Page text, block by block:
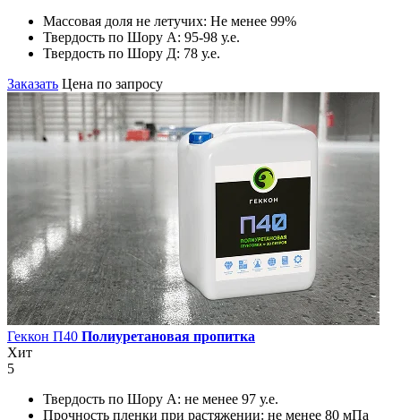
Массовая доля не летучих: Не менее 99%
Твердость по Шору А: 95-98 у.е.
Твердость по Шору Д: 78 у.е.
Заказать Цена по запросу
Геккон П40 Полиуретановая пропитка
Хит
5
Твердость по Шору А: не менее 97 у.е.
Прочность пленки при растяжении: не менее 80 мПа